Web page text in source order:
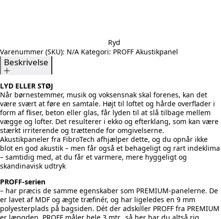
Ryd
Varenummer (SKU): N/A Kategori: PROFF Akustikpanel
Beskrivelse
LYD ELLER STØJ
Når børnestemmer, musik og voksensnak skal forenes, kan det
være svært at føre en samtale. Højt til loftet og hårde overflader i
form af fliser, beton eller glas, får lyden til at slå tilbage mellem
vægge og lofter. Det resulterer i ekko og efterklang, som kan være
stærkt irriterende og trættende for omgivelserne.
Akustikpaneler fra FibroTech afhjælper dette, og du opnår ikke
blot en god akustik – men får også et behageligt og rart indeklima
– samtidig med, at du får et varmere, mere hyggeligt og
skandinavisk udtryk
PROFF-serien
– har præcis de samme egenskaber som PREMIUM-panelerne. De
er lavet af MDF og ægte træfinér, og har ligeledes en 9 mm
polyesterplads på bagsiden. Dét der adskiller PROFF fra PREMIUM